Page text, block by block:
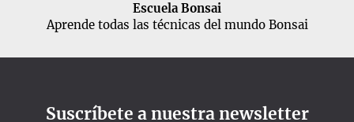
Escuela Bonsai
Aprende todas las técnicas del mundo Bonsai
Suscríbete a nuestra newsletter